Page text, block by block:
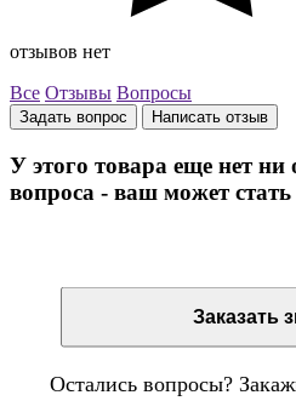
отзывов нет
Все Отзывы Вопросы
Задать вопрос Написать отзыв
У этого товара еще нет ни
вопроса - ваш может
Заказать
Остались вопросы?